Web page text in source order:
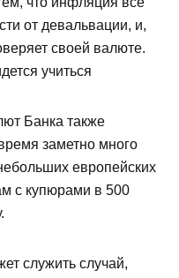
от девальвации, и,
своей валюте.
учиться
Банка также
заметно много
европейских
с купюрами в 500
служить случай,